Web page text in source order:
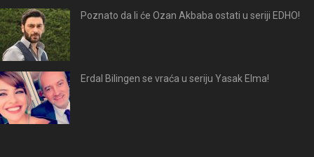
Poznato da li će Ozan Akbaba ostati u seriji EDHO!
Erdal Bilingen se vraća u seriju Yasak Elma!